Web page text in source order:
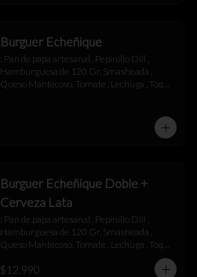
Burguer Echeñique
: Pan de papa artesanal , Pepinillo Dill ,
Hamburguesa de 120 Gr, Smasheada ,
Queso Mantecoso, Tomate , Lechuga , Toque
Burguer Echeñique Doble +
Cerveza Lata
: Pan de papa artesanal , Pepinillo Dill ,
Hamburguesa de 120 Gr, Smasheada ,
Queso Mantecoso, Tomate , Lechuga , Toque
$12.990